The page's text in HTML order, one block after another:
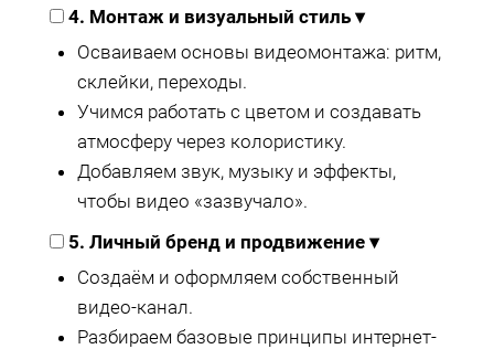
4. Монтаж и визуальный стиль ▾
Осваиваем основы видеомонтажа: ритм,
склейки, переходы.
Учимся работать с цветом и создавать
атмосферу через колористику.
Добавляем звук, музыку и эффекты,
чтобы видео «зазвучало».
5. Личный бренд и продвижение ▾
Создаём и оформляем собственный
видео-канал.
Разбираем базовые принципы интернет-